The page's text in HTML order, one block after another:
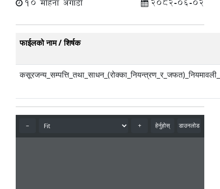
10 महिना अगाडी 2082-06-02
फाईलको नाम / शिर्षक